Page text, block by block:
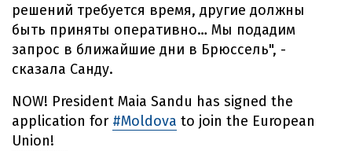
решений требуется время, другие должны
быть приняты оперативно… Мы подадим
запрос в ближайшие дни в Брюссель", -
сказала Санду.
NOW! President Maia Sandu has signed the
application for #Moldova to join the European
Union!